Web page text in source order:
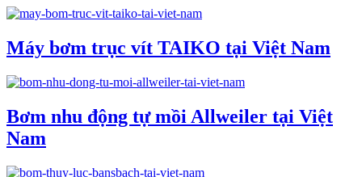
Máy bơm trục vít TAIKO tại Việt Nam
Bơm nhu động tự mồi Allweiler tại Việt
Nam